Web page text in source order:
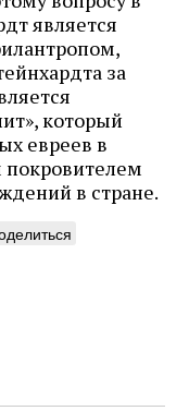
является
за
который
евреев в
в стране.